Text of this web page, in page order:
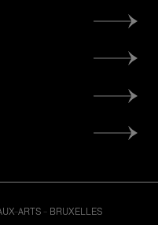
ARTS - BRUXELLES